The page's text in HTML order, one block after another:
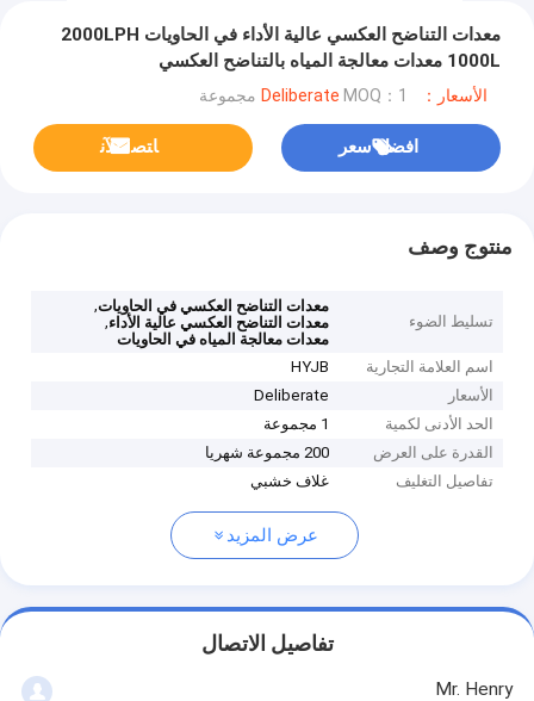
معدات التناضح العكسي عالية الأداء في الحاويات 2000LPH
1000L معدات معالجة المياه بالتناضح العكسي
الأسعار：Deliberate MOQ：1 مجموعة
افضل سعر ﺎﺘﺼﻟ ﺍﻶﻧ
منتوج وصف
تسليط الضوء
معدات التناضح العكسي في الحاويات,
معدات التناضح العكسي عالية الأداء,
معدات معالجة المياه في الحاويات
اسم العلامة التجارية
HYJB
الأسعار
Deliberate
الحد الأدنى لكمية
1 مجموعة
القدرة على العرض
200 مجموعة شهريا
تفاصيل التغليف
غلاف خشبي
عرض المزيد
تفاصيل الاتصال
Mr. Henry